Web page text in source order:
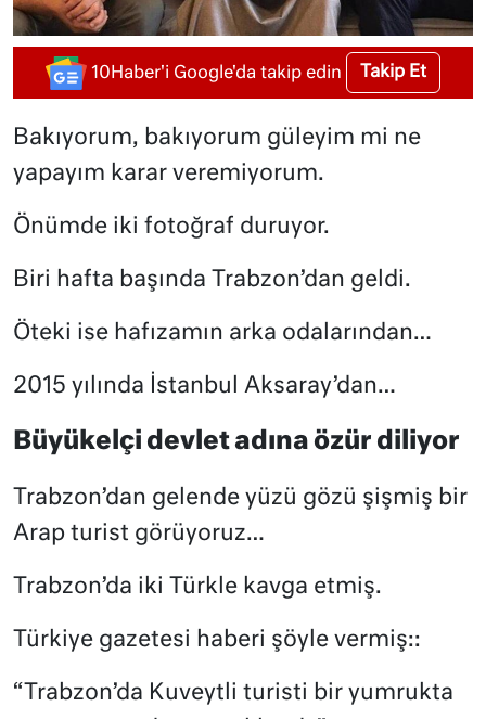
10Haber'i Google'da takip edin Takip Et
Bakıyorum, bakıyorum güleyim mi ne
yapayım karar veremiyorum.
Önümde iki fotoğraf duruyor.
Biri hafta başında Trabzon’dan geldi.
Öteki ise hafızamın arka odalarından…
2015 yılında İstanbul Aksaray’dan…
Büyükelçi devlet adına özür diliyor
Trabzon’dan gelende yüzü gözü şişmiş bir
Arap turist görüyoruz…
Trabzon’da iki Türkle kavga etmiş.
Türkiye gazetesi haberi şöyle vermiş::
“Trabzon’da Kuveytli turisti bir yumrukta